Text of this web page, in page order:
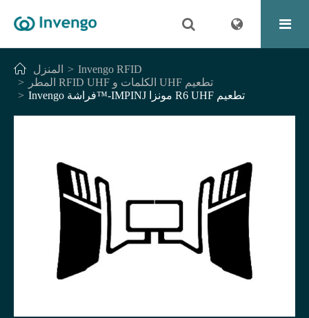
المنزل
Invengo RFID
المطر RFID UHF الكلمات و UHF تطعيم
Invengo فراشة™-IMPINJ مونزا R6 UHF تطعيم